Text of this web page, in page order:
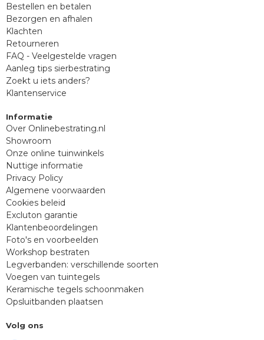
Bestellen en betalen
Bezorgen en afhalen
Klachten
Retourneren
FAQ - Veelgestelde vragen
Aanleg tips sierbestrating
Zoekt u iets anders?
Klantenservice
Informatie
Over Onlinebestrating.nl
Showroom
Onze online tuinwinkels
Nuttige informatie
Privacy Policy
Algemene voorwaarden
Cookies beleid
Excluton garantie
Klantenbeoordelingen
Foto's en voorbeelden
Workshop bestraten
Legverbanden: verschillende soorten
Voegen van tuintegels
Keramische tegels schoonmaken
Opsluitbanden plaatsen
Volg ons